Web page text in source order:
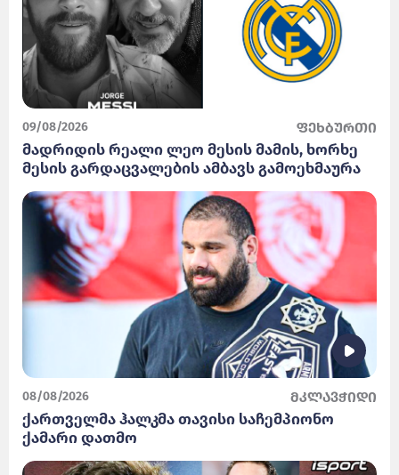
09/08/2026 ფეხბურთი
მადრიდის რეალი ლეო მესის მამის, ხორხე
მესის გარდაცვალების ამბავს გამოეხმაურა
08/08/2026 მკლავჭიდი
ქართველმა ჰალკმა თავისი საჩემპიონო
ქამარი დათმო